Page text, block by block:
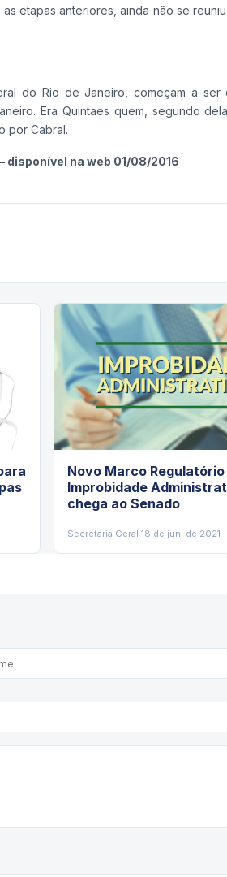
etapas anteriores, ainda não se reuniu
do Rio de Janeiro, começam a ser
Era Quintaes quem, segundo
por Cabral.
disponível na web 01/08/2016
Novo Marco Regulatório
Improbidade
chega ao Senado
Secretaria Geral·18 de jun. de 2021